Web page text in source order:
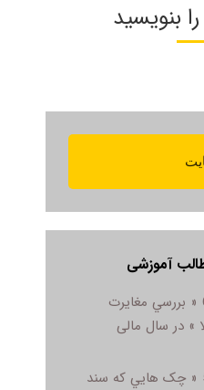
بنویسید
آموزشی
راه حل مغایرت شماره 60 « بررسي مغايرت
» در سال مالی
راه حل مغایرت شماره 56 « چک هايي که سند